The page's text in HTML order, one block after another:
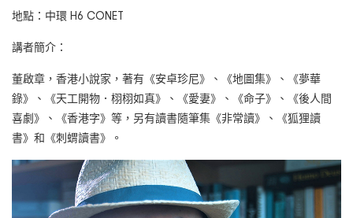
地點：中環 H6 CONET
講者簡介：
董啟章，香港小說家，著有《安卓珍尼》、《地圖集》、《夢華
錄》、《天工開物．栩栩如真》、《愛妻》、《命子》、《後人間
喜劇》、《香港字》等，另有讀書隨筆集《非常讀》、《狐狸讀
書》和《刺蝟讀書》。